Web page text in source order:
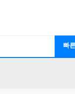
빠